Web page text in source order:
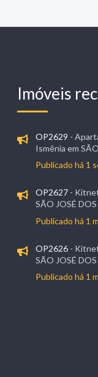
Imóveis
OP2629 -
Ismênia em
Publicado há 1
OP2627- Kitnet
SÃO JOSÉ
Publicado há 1
OP2626- Kitnet
SÃO JOSÉ
Publicado há 1